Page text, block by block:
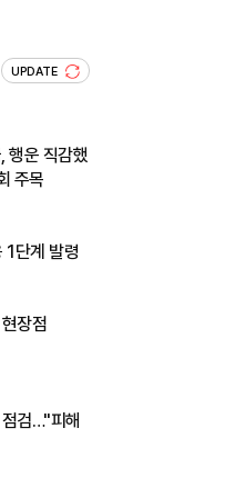
UPDATE
행운 직감했
주목
1단계 발령
장점
검…"피해